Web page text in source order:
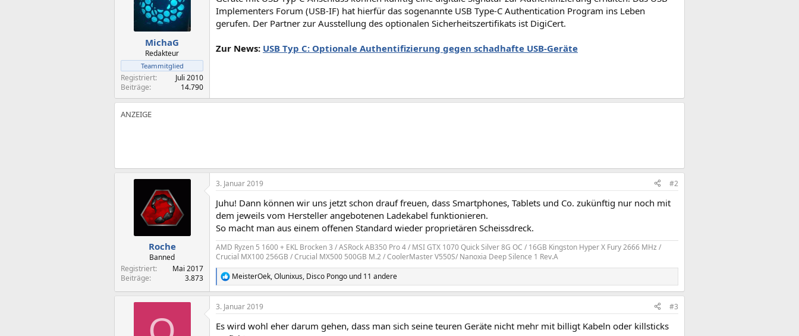
t
a
m
MichaG
Redakteur
Teammitglied
Registriert
Juli 2010
Beiträge
14.790
Implementers Forum (USB-IF) hat hierfür das sogenannte USB Type-C Authentication Program ins Leben
gerufen. Der Partner zur Ausstellung des optionalen Sicherheitszertifikats ist DigiCert.
Zur News: USB Typ C: Optionale Authentifizierung gegen schadhafte USB-Geräte
Roche
Banned
Registriert
Mai 2017
Beiträge
3.873
3. Januar 2019 #2
Juhu! Dann können wir uns jetzt schon drauf freuen, dass Smartphones, Tablets und Co. zukünftig nur noch mit
dem jeweils vom Hersteller angebotenen Ladekabel funktionieren.
So macht man aus einem offenen Standard wieder proprietären Scheissdreck.
AMD Ryzen 5 1600 + EKL Brocken 3 / ASRock AB350 Pro 4 / MSI GTX 1070 Quick Silver 8G OC / 16GB Kingston Hyper X Fury 2666 MHz /
Crucial MX100 256GB / Crucial MX500 500GB M.2 / CoolerMaster V550S/ Nanoxia Deep Silence 1 Rev.A
R
e
a
k
i
MeisterOek,Olunixus, Disco Pongo und 11 andere
3. Januar 2019 #3
Es wird wohl eher darum gehen, dass man sich seine teuren Geräte nicht mehr mit billigt Kabeln oder killsticks